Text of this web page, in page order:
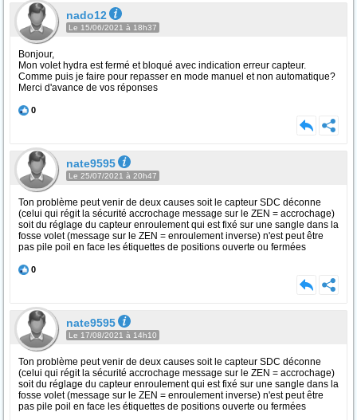
nado12
Le 15/06/2021 à 18h37
Bonjour,
Mon volet hydra est fermé et bloqué avec indication erreur capteur.
Comme puis je faire pour repasser en mode manuel et non automatique?
Merci d'avance de vos réponses
0
nate9595
Le 25/07/2021 à 20h47
Ton problème peut venir de deux causes soit le capteur SDC déconne
(celui qui régit la sécurité accrochage message sur le ZEN = accrochage)
soit du réglage du capteur enroulement qui est fixé sur une sangle dans la
fosse volet (message sur le ZEN = enroulement inverse) n'est peut être
pas pile poil en face les étiquettes de positions ouverte ou fermées
0
nate9595
Le 17/08/2021 à 14h10
Ton problème peut venir de deux causes soit le capteur SDC déconne
(celui qui régit la sécurité accrochage message sur le ZEN = accrochage)
soit du réglage du capteur enroulement qui est fixé sur une sangle dans la
fosse volet (message sur le ZEN = enroulement inverse) n'est peut être
pas pile poil en face les étiquettes de positions ouverte ou fermées